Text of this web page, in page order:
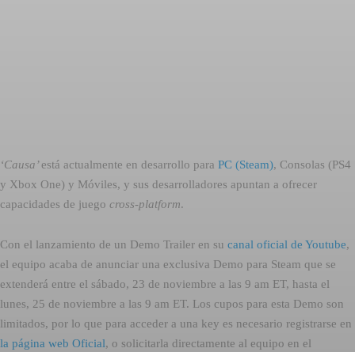
‘Causa’está actualmente en desarrollo para PC (Steam), Consolas (PS4
y Xbox One) y Móviles, y sus desarrolladores apuntan a ofrecer
capacidades de juego cross-platform.
Con el lanzamiento de un Demo Trailer en su canal oficial de Youtube,
el equipo acaba de anunciar una exclusiva Demo para Steam que se
extenderá entre el sábado, 23 de noviembre a las 9 am ET, hasta el
lunes, 25 de noviembre a las 9 am ET. Los cupos para esta Demo son
limitados, por lo que para acceder a una key es necesario registrarse en
la página web Oficial, o solicitarla directamente al equipo en el